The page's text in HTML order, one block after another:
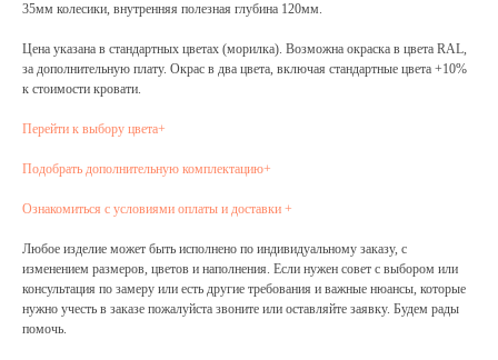
35мм колесики, внутренняя полезная глубина 120мм.
Цена указана в стандартных цветах (морилка). Возможна окраска в цвета RAL,
за дополнительную плату. Окрас в два цвета, включая стандартные цвета +10%
к стоимости кровати.
Перейти к выбору цвета+
Подобрать дополнительную комплектацию+
Ознакомиться с условиями оплаты и доставки +
Любое изделие может быть исполнено по индивидуальному заказу, с
изменением размеров, цветов и наполнения. Если нужен совет с выбором или
консультация по замеру или есть другие требования и важные нюансы, которые
нужно учесть в заказе пожалуйста звоните или оставляйте заявку. Будем рады
помочь.